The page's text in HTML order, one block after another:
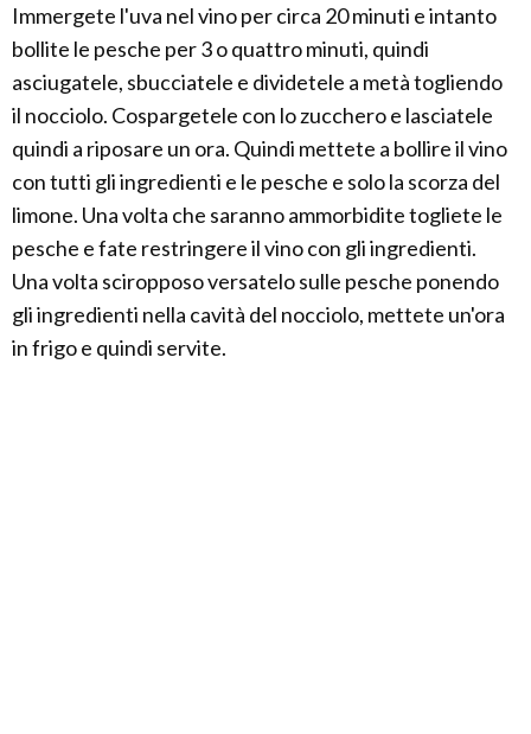
Immergete l'uva nel vino per circa 20 minuti e intanto
bollite le pesche per 3 o quattro minuti, quindi
asciugatele, sbucciatele e dividetele a metà togliendo
il nocciolo. Cospargetele con lo zucchero e lasciatele
quindi a riposare un ora. Quindi mettete a bollire il vino
con tutti gli ingredienti e le pesche e solo la scorza del
limone. Una volta che saranno ammorbidite togliete le
pesche e fate restringere il vino con gli ingredienti.
Una volta sciropposo versatelo sulle pesche ponendo
gli ingredienti nella cavità del nocciolo, mettete un'ora
in frigo e quindi servite.